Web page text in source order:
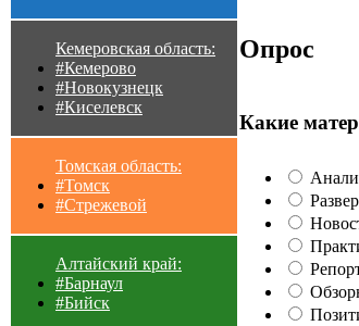
Кемеровская область:
#Кемерово
#Новокузнецк
#Киселевск
Томская область:
#Томск
#Стрежевой
Алтайский край:
#Барнаул
#Бийск
Опрос
Какие